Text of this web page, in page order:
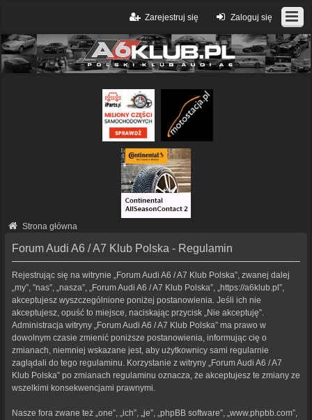
Zaloguj się
Zarejestruj się
Strona główna
Forum Audi A6 / A7 Klub Polska - Regulamin
Rejestrując się na witrynie „Forum Audi A6 / A7 Klub Polska”, zwanej dalej
„my”, ”nas”, „nasza”, „Forum Audi A6 / A7 Klub Polska”, „https://a6klub.pl”,
akceptujesz wyszczególnione poniżej postanowienia. Jeśli ich nie
akceptujesz, opuść to miejsce, naciskając przycisk „Nie akceptuję”.
Administracja witryny „Forum Audi A6 / A7 Klub Polska” ma prawo w
dowolnym czasie zmienić poniższe postanowienia, informując cię o
zmianach, niemniej wskazane jest, aby użytkownicy sami regularnie
zaglądali do tego regulaminu. Korzystanie z witryny „Forum Audi A6 / A7
Klub Polska” po zmianach regulaminu oznacza, że akceptujesz te zmiany ze
wszelkimi konsekwencjami prawnymi.
Nasze fora zwane też „one”, „ich”, „je”, „phpBB software”, „www.phpbb.com”,